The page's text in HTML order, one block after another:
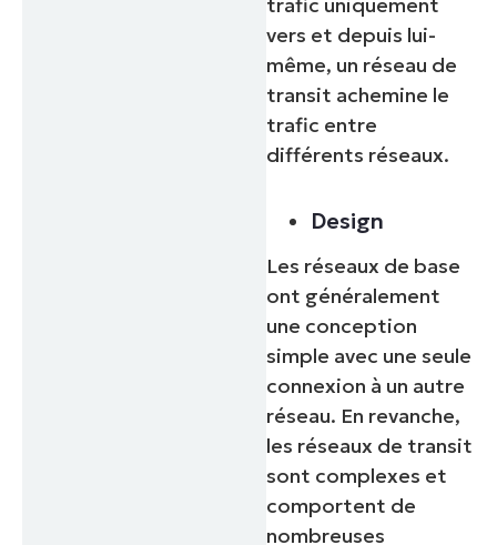
trafic uniquement
vers et depuis lui-
même, un réseau de
transit achemine le
trafic entre
différents réseaux.
Design
Les réseaux de base
ont généralement
une conception
simple avec une seule
connexion à un autre
réseau. En revanche,
les réseaux de transit
sont complexes et
comportent de
nombreuses